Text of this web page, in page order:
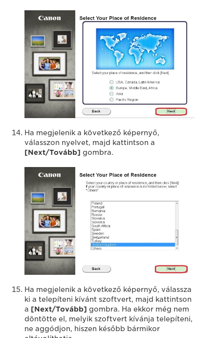
Ha megjelenik a következő képernyő,
válasszon nyelvet, majd kattintson a
[Next/Tovább] gombra.
Ha megjelenik a következő képernyő, válassza
ki a telepíteni kívánt szoftvert, majd kattintson
a [Next/Tovább] gombra. Ha ekkor még nem
döntötte el, melyik szoftvert kívánja telepíteni,
ne aggódjon, hiszen később bármikor